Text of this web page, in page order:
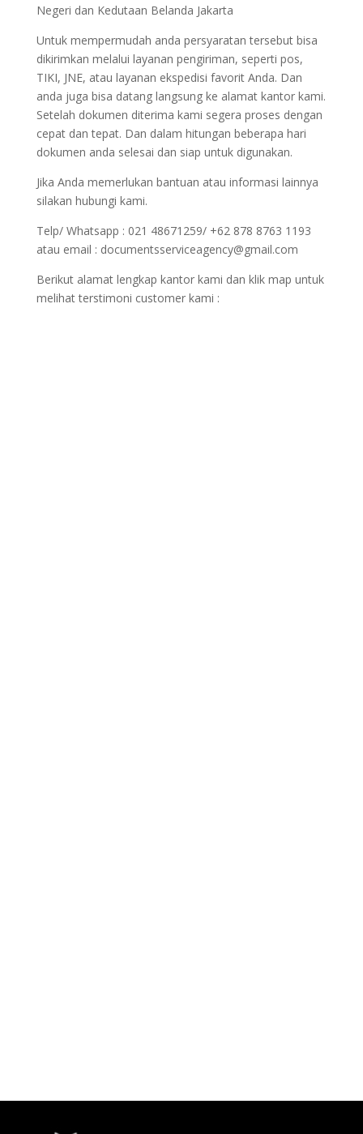
Negeri dan Kedutaan Belanda Jakarta
Untuk mempermudah anda persyaratan tersebut bisa
dikirimkan melalui layanan pengiriman, seperti pos,
TIKI, JNE, atau layanan ekspedisi favorit Anda. Dan
anda juga bisa datang langsung ke alamat kantor kami.
Setelah dokumen diterima kami segera proses dengan
cepat dan tepat. Dan dalam hitungan beberapa hari
dokumen anda selesai dan siap untuk digunakan.
Jika Anda memerlukan bantuan atau informasi lainnya
silakan hubungi kami.
Telp/ Whatsapp : 021 48671259/ +62 878 8763 1193
atau email : documentsserviceagency@gmail.com
Berikut alamat lengkap kantor kami dan klik map untuk
melihat terstimoni customer kami :